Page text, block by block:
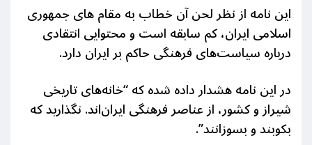
این نامه از نظر لحن آن خطاب به مقام های جمهوری
اسلامی ایران، کم سابقه است و محتوایی انتقادی
درباره سیاست‌های فرهنگی حاکم بر ایران دارد.
در این نامه هشدار داده شده که “خانه‌های تاریخی
شیراز و کشور، از عناصر فرهنگی ایران‌اند. نگذارید که
بکوبند و بسوزانند”.